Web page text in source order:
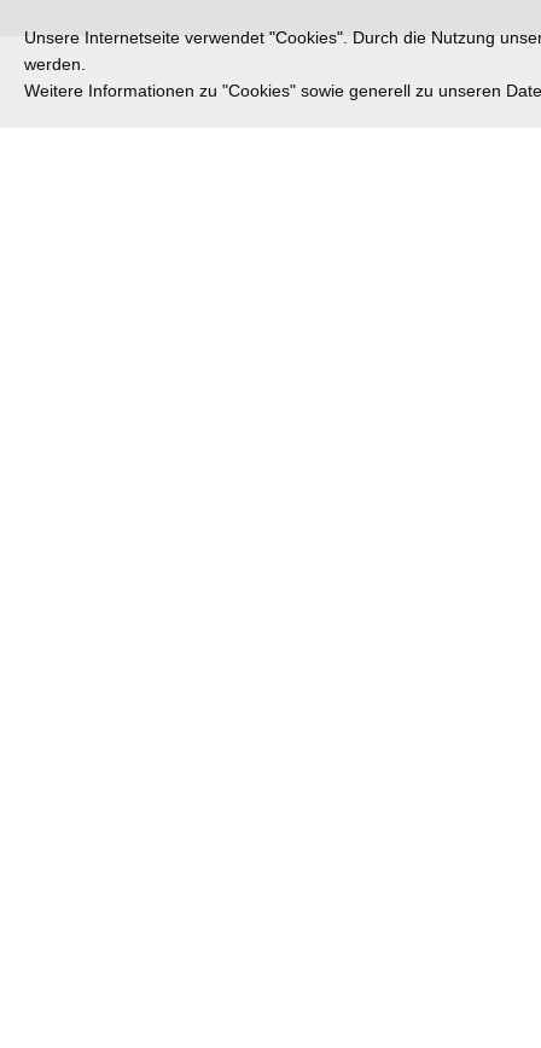
Unsere Internetseite verwendet "Cookies". Durch die Nutzung
werden.
Weitere Informationen zu "Cookies" sowie generell zu unseren